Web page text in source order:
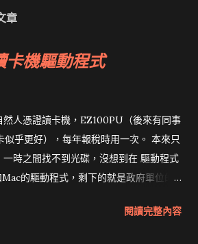
章
卡機驅動程式
然人憑證讀卡機，EZ100PU（後來有同事
乎更好），每年報稅時用一次。 本來只
時之間找不到光碟，沒想到在 驅動程式
的驅動程式，剩下的就是政府單位的
閱讀完整內容